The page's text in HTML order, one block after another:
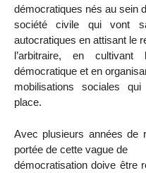
démocratiques nés au sein
société civile qui vont
autocratiques en attisant le
l’arbitraire, en cultivant
démocratique et en
mobilisations sociales
place.
Avec plusieurs années de
portée de cette vague de
démocratisation doive être